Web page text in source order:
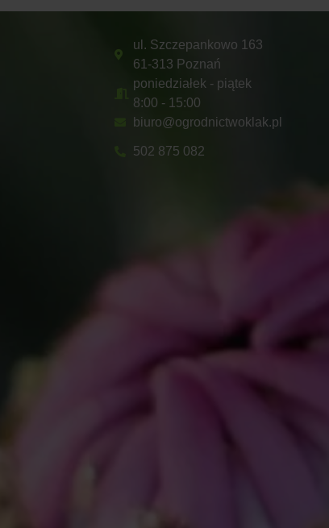
ul. Szczepankowo 163
61-313 Poznań
poniedziałek - piątek
8:00 - 15:00
biuro@ogrodnictwoklak.pl
502 875 082